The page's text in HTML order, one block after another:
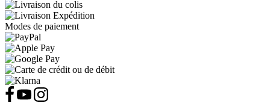
Modes de paiement